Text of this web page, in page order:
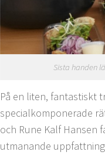
Sista handen
På en liten, fantastiskt
specialkomponerade
och Rune Kalf Hansen
utmanande